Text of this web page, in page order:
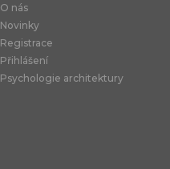
O nás
Novinky
Registrace
Přihlášení
Psychologie architektury